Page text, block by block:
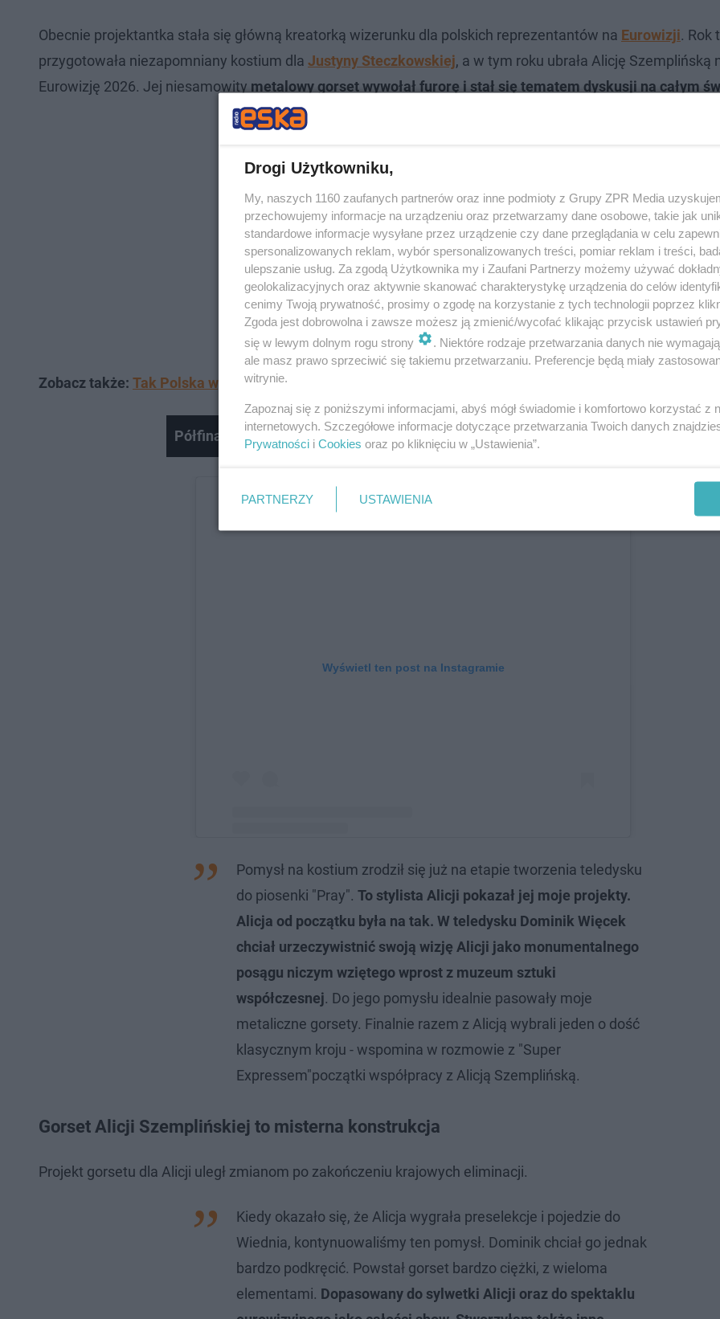
Obecnie projektantka stała się główną kreatorką wizerunku dla polskich reprezentantów na Eurowizji. Rok
przygotowała niezapomniany kostium dla Justyny Steczkowskiej, a w tym roku ubrała Alicję Szemplińską
Eurowizję 2026. Jej niesamowity metalowy gorset wywołał furorę i stał się tematem dyskusji na całym
Zobacz także: Tak Polska wypadła na próbie jurorskiej! Alicja Szemplińska przełamie naszą fatalną
Półfinał Eurowizji 2026, Alicja Szemplińska w finale!
Wyświetl ten post na Instagramie
Post udostępniony przez Dominik Więcek (He/Him) (@dominik_wiecek)
Pomysł na kostium zrodził się już na etapie tworzenia teledysku
do piosenki "Pray". To stylista Alicji pokazał jej moje projekty.
Alicja od początku była na tak. W teledysku Dominik Więcek
chciał urzeczywistnić swoją wizję Alicji jako monumentalnego
posągu niczym wziętego wprost z muzeum sztuki
współczesnej. Do jego pomysłu idealnie pasowały moje
metaliczne gorsety. Finalnie razem z Alicją wybrali jeden o dość
klasycznym kroju - wspomina w rozmowie z "Super
Expressem"początki współpracy z Alicją Szemplińską.
Gorset Alicji Szemplińskiej to misterna konstrukcja
Projekt gorsetu dla Alicji uległ zmianom po zakończeniu krajowych eliminacji.
Kiedy okazało się, że Alicja wygrała preselekcje i pojedzie do
Wiednia, kontynuowaliśmy ten pomysł. Dominik chciał go jednak
bardzo podkręcić. Powstał gorset bardzo ciężki, z wieloma
elementami. Dopasowany do sylwetki Alicji oraz do spektaklu
Drogi Użytkowniku,
My, naszych 1160 zaufanych partnerów oraz inne podmioty z Grupy ZPR Media
przechowujemy informacje na urządzeniu oraz przetwarzamy dane osobowe, takie jak
standardowe informacje wysyłane przez urządzenie czy dane przeglądania w celu
spersonalizowanych reklam, wybór spersonalizowanych treści, pomiar reklam i treści,
ulepszanie usług. Za zgodą Użytkownika my i Zaufani Partnerzy możemy używać
geolokalizacyjnych oraz aktywnie skanować charakterystykę urządzenia do celów
cenimy Twoją prywatność, prosimy o zgodę na korzystanie z tych technologii poprzez
Zgoda jest dobrowolna i zawsze możesz ją zmienić/wycofać klikając przycisk ustawień
się w lewym dolnym rogu strony
. Niektóre rodzaje przetwarzania danych nie
ale masz prawo sprzeciwić się takiemu przetwarzaniu. Preferencje będą miały
witrynie.
Zapoznaj się z poniższymi informacjami, abyś mógł świadomie i komfortowo korzystać z
internetowych. Szczegółowe informacje dotyczące przetwarzania Twoich danych
Prywatności i Cookies oraz po kliknięciu w „Ustawienia”.
PARTNERZY USTAWIENIA